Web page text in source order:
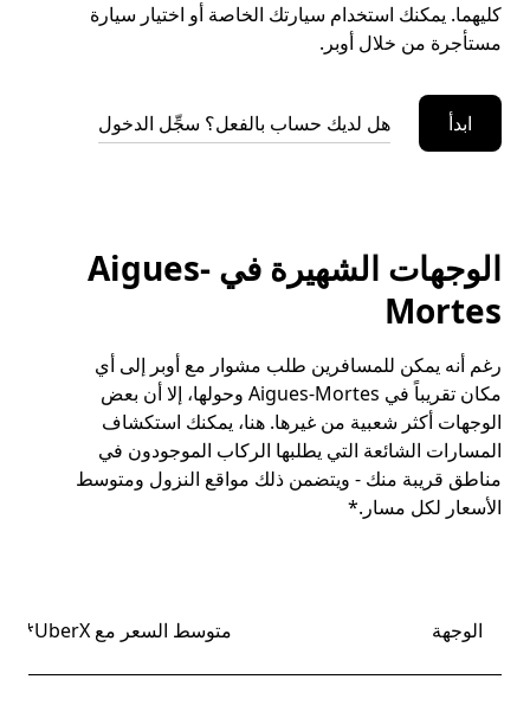
كليهما. يمكنك استخدام سيارتك الخاصة أو اختيار سيارة
مستأجرة من خلال أوبر.
ابدأ هل لديك حساب بالفعل؟ سجِّل الدخول
الوجهات الشهيرة في Aigues-
Mortes
رغم أنه يمكن للمسافرين طلب مشوار مع أوبر إلى أي
مكان تقريباً في Aigues-Mortes وحولها، إلا أن بعض
الوجهات أكثر شعبية من غيرها. هنا، يمكنك استكشاف
المسارات الشائعة التي يطلبها الركاب الموجودون في
مناطق قريبة منك - ويتضمن ذلك مواقع النزول ومتوسط
الأسعار لكل مسار.*
الوجهة متوسط السعر مع UberX*